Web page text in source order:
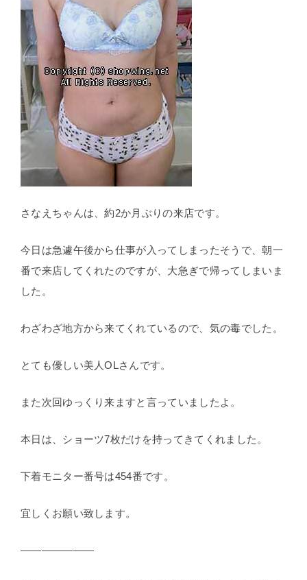
さなえちゃんは、約2か月ぶりの来店です。
今日は急遽午後から仕事が入ってしまったそうで、朝一
番で来店してくれたのですが、大急ぎで帰ってしまいま
した。
わざわざ地方から来てくれているので、気の毒でした。
とても優しい美人OLさんです。
また次回ゆっくり来ますと言っていましたよ。
本日は、ショーツ7枚だけを持ってきてくれました。
下着モニター番号は454番です。
宜しくお願い致します。
———————